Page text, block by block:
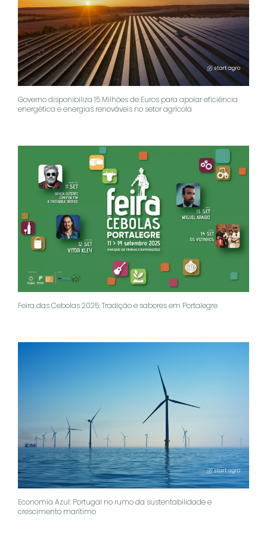
Governo disponibiliza 15 Milhões de Euros para apoiar eficiência
energética e energias renováveis no setor agrícola
Feira das Cebolas 2025: Tradição e sabores em Portalegre
Economia Azul: Portugal no rumo da sustentabilidade e
crescimento marítimo